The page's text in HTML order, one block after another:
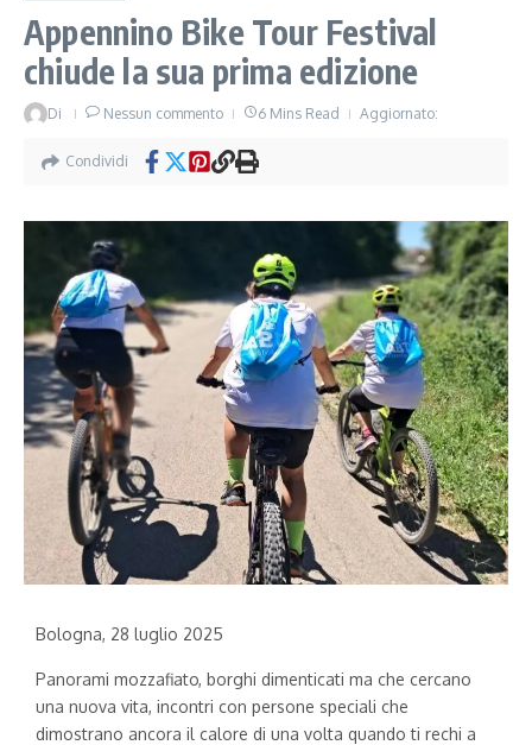
Appennino Bike Tour Festival
chiude la sua prima edizione
Di Nessun commento 6 Mins Read Aggiornato:
Condividi
Bologna, 28 luglio 2025
Panorami mozzafiato, borghi dimenticati ma che cercano
una nuova vita, incontri con persone speciali che
dimostrano ancora il calore di una volta quando ti rechi a